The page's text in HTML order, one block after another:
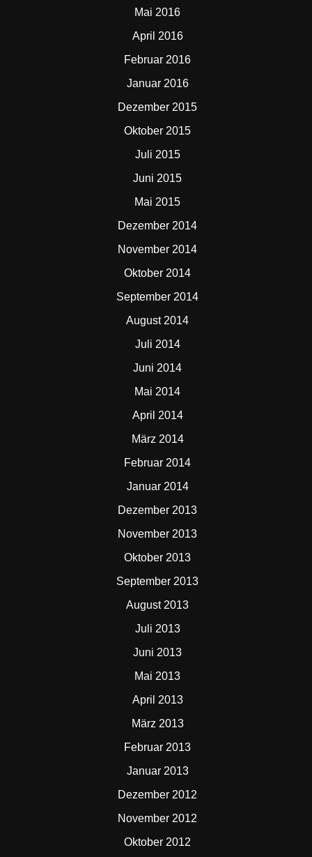
Mai 2016
April 2016
Februar 2016
Januar 2016
Dezember 2015
Oktober 2015
Juli 2015
Juni 2015
Mai 2015
Dezember 2014
November 2014
Oktober 2014
September 2014
August 2014
Juli 2014
Juni 2014
Mai 2014
April 2014
März 2014
Februar 2014
Januar 2014
Dezember 2013
November 2013
Oktober 2013
September 2013
August 2013
Juli 2013
Juni 2013
Mai 2013
April 2013
März 2013
Februar 2013
Januar 2013
Dezember 2012
November 2012
Oktober 2012